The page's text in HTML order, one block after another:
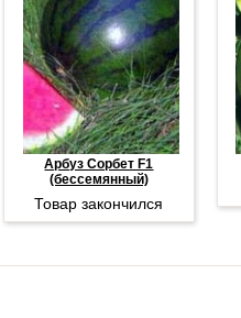
Арбуз Сорбет F1
(бессемянный)
Товар закончился